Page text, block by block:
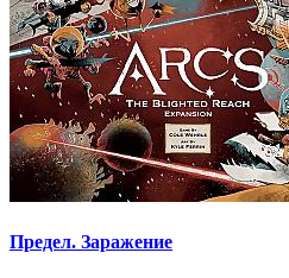
Предел. Заражение